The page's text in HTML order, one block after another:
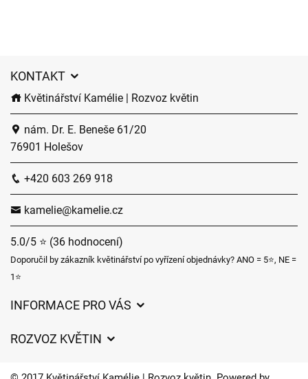
KONTAKT
Květinářství Kamélie | Rozvoz květin
nám. Dr. E. Beneše 61/20
76901 Holešov
+420 603 269 918
kamelie@kamelie.cz
5.0/5 ⭐ (36 hodnocení)
Doporučil by zákazník květinářství po vyřízení objednávky? ANO = 5⭐, NE =
1⭐
INFORMACE PRO VÁS
Často kladené dotazy
ROZVOZ KVĚTIN